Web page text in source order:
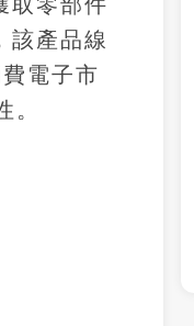
該產品線
電子市